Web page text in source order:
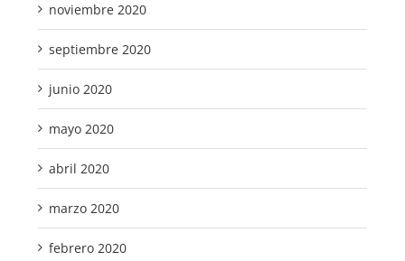
noviembre 2020
septiembre 2020
junio 2020
mayo 2020
abril 2020
marzo 2020
febrero 2020